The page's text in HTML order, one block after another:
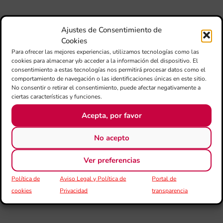
Ajustes de Consentimiento de
Cookies
Para ofrecer las mejores experiencias, utilizamos tecnologías como las
cookies para almacenar y/o acceder a la información del dispositivo. El
consentimiento a estas tecnologías nos permitirá procesar datos como el
comportamiento de navegación o las identificaciones únicas en este sitio.
No consentir o retirar el consentimiento, puede afectar negativamente a
ciertas características y funciones.
Acepta, por favor
No acepto
Ver preferencias
Política de
cookies
Aviso Legal y Política de
Privacidad
Portal de
transparencia
de